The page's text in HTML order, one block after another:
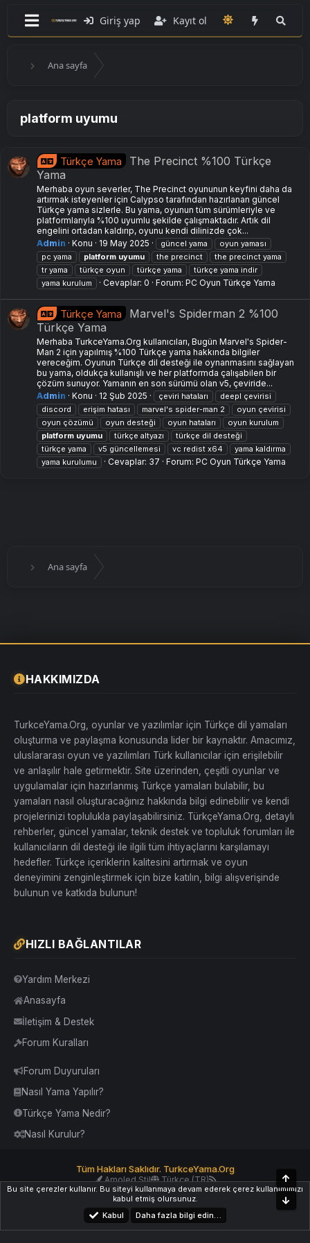
Giriş yap Kayıt ol
Ana sayfa
platform uyumu
Türkçe Yama
The Precinct %100 Türkçe
Yama
Merhaba oyun severler, The Precinct oyununun keyfini daha da
artırmak isteyenler için Calypso tarafından hazırlanan güncel
Türkçe yama sizlerle. Bu yama, oyunun tüm sürümleriyle ve
platformlarıyla %100 uyumlu şekilde çalışmaktadır. Artık dil
engelini ortadan kaldırıp, oyunu kendi dilinizde çok...
Admin
Konu 19 May 2025 güncel yama
oyun yaması
pc yama
platform uyumu the precinct
the precinct yama
tr yama
türkçe oyun türkçe yama
türkçe yama i̇ndir
yama kurulum
Cevaplar: 0 Forum: PC Oyun Türkçe Yama
Türkçe Yama
Marvel's Spiderman 2 %100
Türkçe Yama
Merhaba TurkceYama.Org kullanıcıları, Bugün Marvel's Spider-
Man 2 için yapılmış %100 Türkçe yama hakkında bilgiler
vereceğim. Oyunun Türkçe dil desteği ile oynanmasını sağlayan
bu yama, oldukça kullanışlı ve her platformda çalışabilen bir
çözüm sunuyor. Yamanın en son sürümü olan v5, çeviride...
Admin
Konu 12 Şub 2025 çeviri hataları
deepl çevirisi
discord
erişim hatası marvel's spider-man 2
oyun çevirisi
oyun çözümü
oyun desteği oyun hataları
oyun kurulum
platform uyumu türkçe altyazı
türkçe dil desteği
türkçe yama
v5 güncellemesi vc redist x64
yama kaldırma
yama kurulumu
Cevaplar: 37 Forum: PC Oyun Türkçe Yama
Ana sayfa
HAKKIMIZDA
TurkceYama.Org, oyunlar ve yazılımlar için Türkçe dil yamaları
oluşturma ve paylaşma konusunda lider bir kaynaktır. Amacımız,
uluslararası oyun ve yazılımları Türk kullanıcılar için erişilebilir
ve anlaşılır hale getirmektir. Site üzerinden, çeşitli oyunlar ve
uygulamalar için hazırlanmış Türkçe yamaları bulabilir, bu
yamaları nasıl oluşturacağınız hakkında bilgi edinebilir ve kendi
projelerinizi toplulukla paylaşabilirsiniz. TürkçeYama.Org, detaylı
rehberler, güncel yamalar, teknik destek ve topluluk forumları ile
kullanıcıların dil desteği ile ilgili tüm ihtiyaçlarını karşılamayı
hedefler. Türkçe içeriklerin kalitesini artırmak ve oyun
deneyimini zenginleştirmek için bize katılın, bilgi alışverişinde
bulunun ve katkıda bulunun!
HIZLI BAĞLANTILAR
Yardım Merkezi
Anasayfa
İletişim & Destek
Forum Kuralları
Forum Duyuruları
Nasıl Yama Yapılır?
Türkçe Yama Nedir?
Nasıl Kurulur?
Tüm Hakları Saklıdır. TurkceYama.Org
Amoled Stil
Türkçe (TR)
YardımİletişimKurallar Yukarı Dön
Bu site çerezler kullanır. Bu siteyi kullanmaya devam ederek çerez kullanımımızı
kabul etmiş olursunuz.
Kabul
Daha fazla bilgi edin…